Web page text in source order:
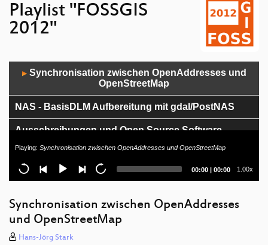
Playlist "FOSSGIS
2012"
Player
▶Synchronisation zwischen OpenAddresses und
OpenStreetMap
NAS - BasisDLM Aufbereitung mit gdal/PostNAS
Ausschreibungen und Open Source Software
DIVE4elements als Business Intelligence Werkzeug
SHOGun
Geocoding mit OpenStreetMap
Bauzonenstatistik in der Verwaltung mit FOSS
Playing: Synchronisation zwischen OpenAddresses und OpenStreetMap
Current
00:00 | Total
00:00 1.00x
Synchronisation zwischen OpenAddresses
und OpenStreetMap
Hans-Jörg Stark